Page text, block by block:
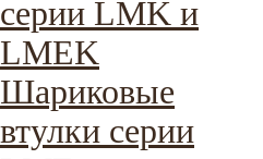
серии LMK и
LMEK
Шариковые
втулки серии